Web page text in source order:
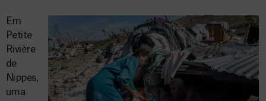
Em
Petite
Rivière
de
Nippes,
uma